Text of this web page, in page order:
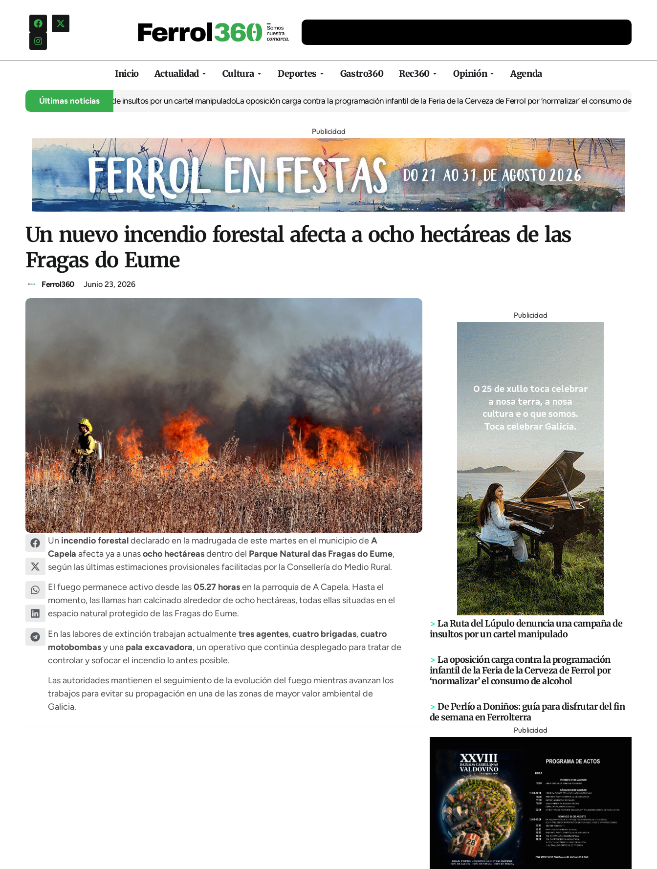
Inicio Actualidad Cultura Deportes Gastro360 Rec360 Opinión Agenda
Últimas noticias
denuncia una campaña de insultos por un cartel manipuladoLa oposición carga contra la programación infantil de la Feria de la Cerveza de Ferrol por ‘normalizar’ el consumo de alcoholDe
Publicidad
Un nuevo incendio forestal afecta a ocho hectáreas de las
Fragas do Eume
Ferrol360 Junio 23, 2026
Un incendio forestaldeclarado en la madrugada de este martes en el municipio deA
Capela afecta ya a unasocho hectáreasdentro del Parque Natural das Fragas do Eume,
según las últimas estimaciones provisionales facilitadas por la Consellería do Medio Rural.
El fuego permanece activo desde las05.27 horasen la parroquia de A Capela. Hasta el
momento, las llamas han calcinado alrededor de ocho hectáreas, todas ellas situadas en el
espacio natural protegido de las Fragas do Eume.
En las labores de extinción trabajan actualmentetres agentes,cuatro brigadas,cuatro
motobombasy una pala excavadora, un operativo que continúa desplegado para tratar de
controlar y sofocar el incendio lo antes posible.
Las autoridades mantienen el seguimiento de la evolución del fuego mientras avanzan los
trabajos para evitar su propagación en una de las zonas de mayor valor ambiental de
Galicia.
Publicidad
> La Ruta del Lúpulo denuncia una campaña de
insultos por un cartel manipulado
> La oposición carga contra la programación
infantil de la Feria de la Cerveza de Ferrol por
‘normalizar’ el consumo de alcohol
> De Perlío a Doniños: guía para disfrutar del fin
de semana en Ferrolterra
Publicidad